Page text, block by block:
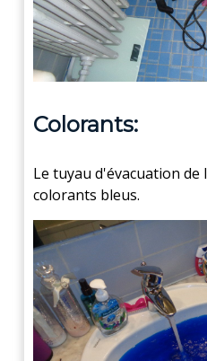
Colorants:
Le tuyau d'évacuation
colorants bleus.